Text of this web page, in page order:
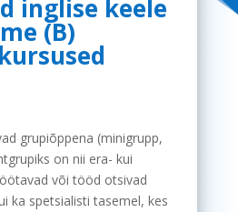
inglise keele
(B)
grupiõppena (minigrupp,
on nii era- kui
või tööd otsivad
ka spetsialisti tasemel, kes